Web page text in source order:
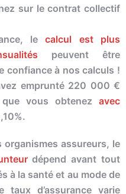
sur le contrat collectif
lecalcul est plus
peuvent être
confiance à nos calculs !
emprunté 220 000 €
vous obtenez avec
organismes assureurs, le
dépend avant tout
à la santé et au mode de
taux d’assurance varie